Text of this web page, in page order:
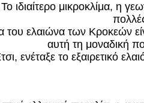
Το ιδιαίτερο μικροκλίμα, η
ελαιώνα των Κροκεών
αυτή τη μοναδική
ενέταξε το εξαιρετικό